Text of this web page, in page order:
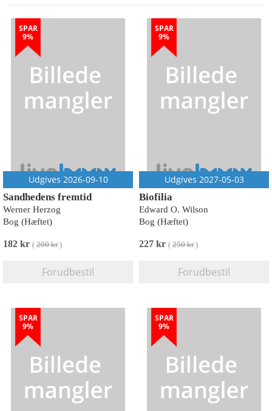
SPAR
9%
Udgives 2026-09-10
Sandhedens fremtid
Werner Herzog
Bog (Hæftet)
182 kr ( 200 kr)
Forudbestil
SPAR
9%
Udgives 2027-05-03
Biofilia
Edward O. Wilson
Bog (Hæftet)
227 kr ( 250 kr)
Forudbestil
SPAR
9%
SPAR
9%